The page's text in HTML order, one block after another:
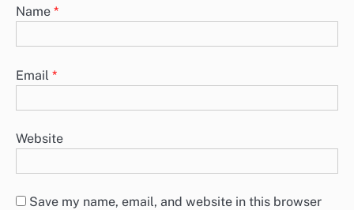
Name *
Email *
Website
Save my name, email, and website in this browser